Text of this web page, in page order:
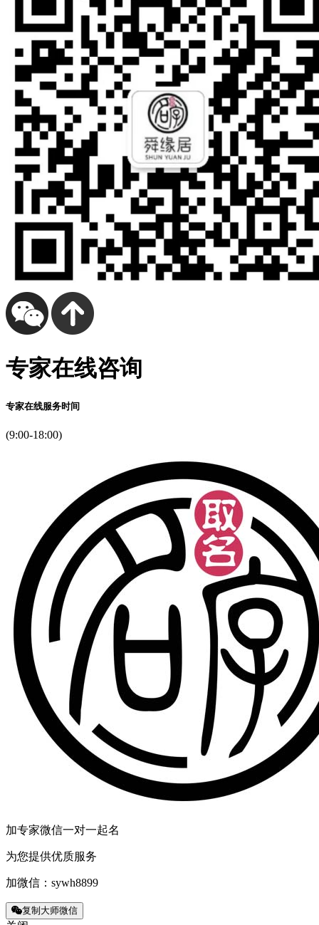
专家在线咨询
专家在线服务时间
(9:00-18:00)
加专家微信一对一起名
为您提供优质服务
加微信： sywh8899
复制大师微信